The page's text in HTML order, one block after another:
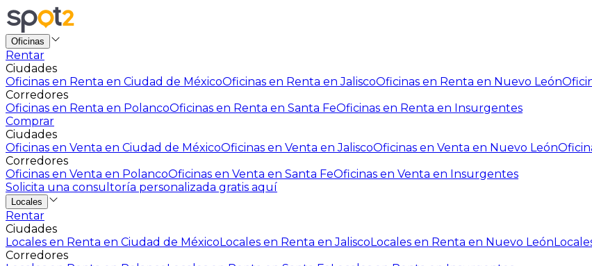
Oficinas
Rentar
Ciudades
Oficinas en Renta en Ciudad de MéxicoOficinas en Renta en JaliscoOficinas en Renta en Nuevo León
Corredores
Oficinas en Renta en PolancoOficinas en Renta en Santa FeOficinas en Renta en Insurgentes
Comprar
Ciudades
Oficinas en Venta en Ciudad de MéxicoOficinas en Venta en JaliscoOficinas en Venta en Nuevo León
Corredores
Oficinas en Venta en PolancoOficinas en Venta en Santa FeOficinas en Venta en Insurgentes
Solicita una consultoría personalizada gratis aquí
Locales
Rentar
Ciudades
Locales en Renta en Ciudad de MéxicoLocales en Renta en JaliscoLocales en Renta en Nuevo León
Corredores